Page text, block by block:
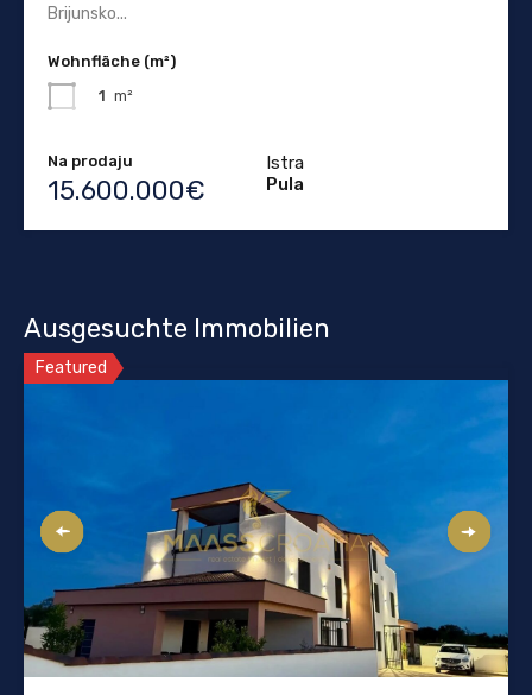
Brijunsko...
Wohnfläche (m²)
1 m²
Na prodaju
15.600.000€
Istra
Pula
Ausgesuchte Immobilien
Featured